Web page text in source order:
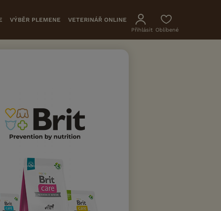
VÝBĚR PLEMENE VETERINÁŘ ONLINE
Přihlásit Oblíbené